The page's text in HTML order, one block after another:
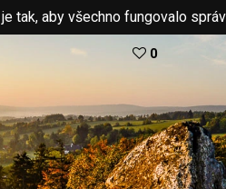
tak, aby všechno fungovalo
0